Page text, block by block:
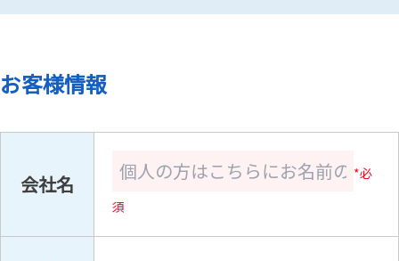
お客様情報
会社名
*必
須